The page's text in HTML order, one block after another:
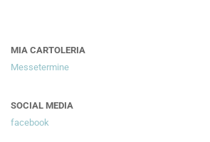
MIA CARTOLERIA
Messetermine
SOCIAL MEDIA
facebook